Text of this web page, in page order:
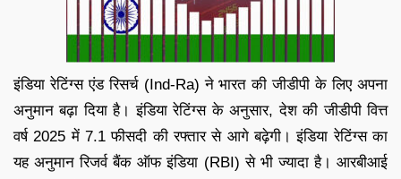
इंडिया रेटिंग्स एंड रिसर्च (Ind-Ra) ने भारत की जीडीपी के लिए अपना
अनुमान बढ़ा दिया है। इंडिया रेटिंग्स के अनुसार, देश की जीडीपी वित्त
वर्ष 2025 में 7.1 फीसदी की रफ्तार से आगे बढ़ेगी। इंडिया रेटिंग्स का
यह अनुमान रिजर्व बैंक ऑफ इंडिया (RBI) से भी ज्यादा है। आरबीआई